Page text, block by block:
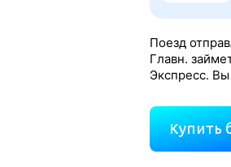
Поезд
Главн.
Экспресс.
Купить